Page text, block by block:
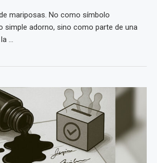
mariposas. No como símbolo
simple adorno, sino como parte de una
...